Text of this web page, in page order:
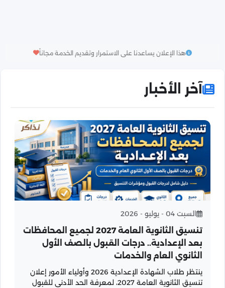
هذا الإعلان يساعدنا على الاستمرار وتقديم الخدمة مجاناً
آخر الأخبار
السبت 04 - يوليو - 2026
تنسيق الثانوية العامة 2027 لجميع المحافظات
بعد الإعدادية.. درجات القبول بالصف الأول
الثانوي العام والخدمات
ينتظر طلاب الشهادة الإعدادية 2026 وأولياء الأمور إعلان
تنسيق الثانوية العامة 2027، لمعرفة الحد الأدنى للقبول